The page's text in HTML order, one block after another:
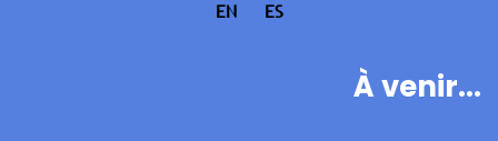
EN ES
À venir...